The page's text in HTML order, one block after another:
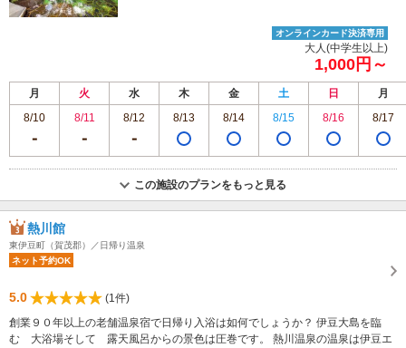
オンラインカード決済専用
大人(中学生以上)
1,000円～
月 火 水 木 金 土 日
月
8/10
8/11 8/12 8/13 8/14 8/15 8/16 8/17
この施設のプランをもっと見る
熱川館
東伊豆町（賀茂郡）／日帰り温泉
ネット予約OK
5.0
(1件)
創業９０年以上の老舗温泉宿で日帰り入浴は如何でしょうか？ 伊豆大島を臨
む 大浴場そして 露天風呂からの景色は圧巻です。 熱川温泉の温泉は伊豆エ